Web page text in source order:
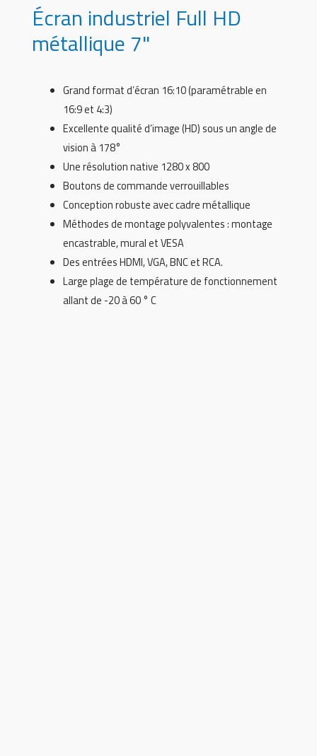
Écran industriel Full HD
métallique 7"
Grand format d’écran 16:10 (paramétrable en
16:9 et 4:3)
Excellente qualité d’image (HD) sous un angle de
vision à 178°
Une résolution native 1280 x 800
Boutons de commande verrouillables
Conception robuste avec cadre métallique
Méthodes de montage polyvalentes : montage
encastrable, mural et VESA
Des entrées HDMI, VGA, BNC et RCA.
Large plage de température de fonctionnement
allant de -20 à 60 ° C